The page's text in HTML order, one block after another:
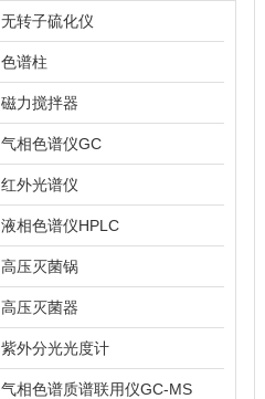
无转子硫化仪
色谱柱
磁力搅拌器
气相色谱仪GC
红外光谱仪
液相色谱仪HPLC
高压灭菌锅
高压灭菌器
紫外分光光度计
气相色谱质谱联用仪GC-MS